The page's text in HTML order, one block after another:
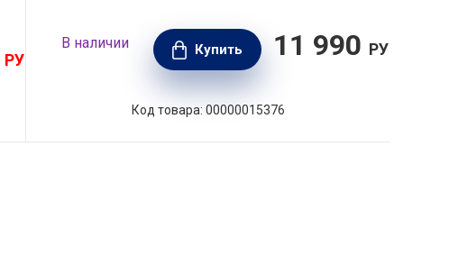
РУБ.
В наличии Купить 11 990 РУБ.
Код товара: 00000015376